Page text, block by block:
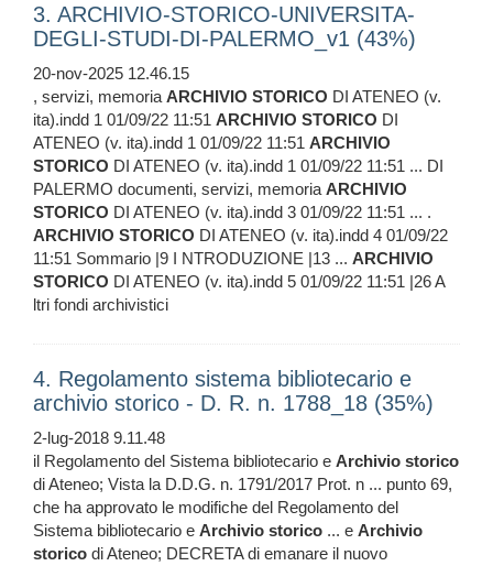
3. ARCHIVIO-STORICO-UNIVERSITA-
DEGLI-STUDI-DI-PALERMO_v1 (43%)
20-nov-2025 12.46.15
, servizi, memoriaARCHIVIO STORICO DI ATENEO (v.
ita).indd 1 01/09/22 11:51 ARCHIVIO STORICO DI
ATENEO (v. ita).indd 1 01/09/22 11:51 ARCHIVIO
STORICO DI ATENEO (v. ita).indd 1 01/09/22 11:51 ... DI
PALERMO documenti, servizi, memoriaARCHIVIO
STORICO DI ATENEO (v. ita).indd 3 01/09/22 11:51 ... .
ARCHIVIO STORICO DI ATENEO (v. ita).indd 4 01/09/22
11:51 Sommario |9 I NTRODUZIONE |13 ... ARCHIVIO
STORICO DI ATENEO (v. ita).indd 5 01/09/22 11:51 |26 A
ltri fondi archivistici
4. Regolamento sistema bibliotecario e
archivio storico - D. R. n. 1788_18 (35%)
2-lug-2018 9.11.48
il Regolamento del Sistema bibliotecario e Archivio storico
di Ateneo; Vista la D.D.G. n. 1791/2017 Prot. n ... punto 69,
che ha approvato le modifiche del Regolamento del
Sistema bibliotecario e Archivio storico ... e Archivio
storico di Ateneo; DECRETA di emanare il nuovo